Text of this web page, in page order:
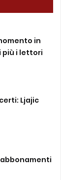
in
più i lettori
Ljajic